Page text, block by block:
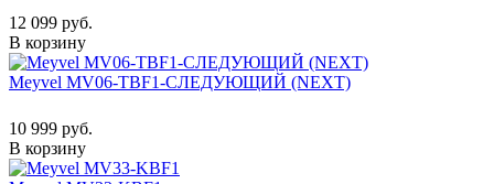
12 099 руб.
В корзину
Meyvel MV06-TBF1-СЛЕДУЮЩИЙ (NEXT)
10 999 руб.
В корзину